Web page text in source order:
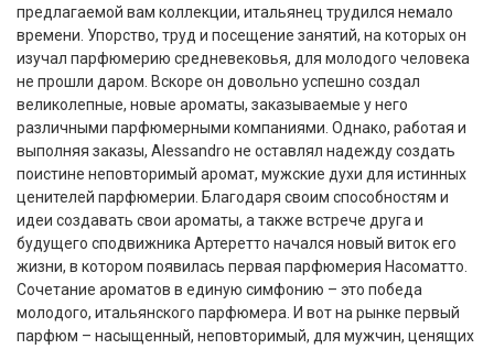
предлагаемой вам коллекции, итальянец трудился немало
времени. Упорство, труд и посещение занятий, на которых он
изучал парфюмерию средневековья, для молодого человека
не прошли даром. Вскоре он довольно успешно создал
великолепные, новые ароматы, заказываемые у него
различными парфюмерными компаниями. Однако, работая и
выполняя заказы, Alessandro не оставлял надежду создать
поистине неповторимый аромат, мужские духи для истинных
ценителей парфюмерии. Благодаря своим способностям и
идеи создавать свои ароматы, а также встрече друга и
будущего сподвижника Артеретто начался новый виток его
жизни, в котором появилась первая парфюмерия Насоматто.
Сочетание ароматов в единую симфонию – это победа
молодого, итальянского парфюмера. И вот на рынке первый
парфюм – насыщенный, неповторимый, для мужчин, ценящих